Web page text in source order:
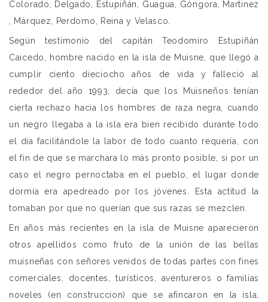
Colorado, Delgado, Estupiñán, Guagua, Góngora, Martinez
, Márquez, Perdomo, Reina y Velasco.
Según testimonio del capitán Teodomiro Estupiñán
Caicedo, hombre nacido en la isla de Muisne, que llegó a
cumplir ciento dieciocho años de vida y falleció al
rededor del año 1993, decía que los Muisneños tenían
cierta rechazo hacia los hombres de raza negra, cuando
un negro llegaba a la isla era bien recibido durante todo
el día facilitándole la labor de todo cuanto requería, con
el fin de que se marchara lo más pronto posible, si por un
caso el negro pernoctaba en el pueblo, el lugar donde
dormía era apedreado por los jóvenes. Esta actitud la
tomaban por que no querían que sus razas se mezclen.
En años más recientes en la isla de Muisne aparecieron
otros apellidos como fruto de la unión de las bellas
muisneñas con señores venidos de todas partes con fines
comerciales, docentes, turísticos, aventureros o familias
noveles (en construccion) que se afincaron en la isla,